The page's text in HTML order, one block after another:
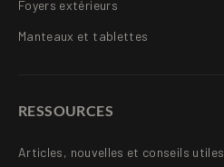
Foyers extérieurs
Manteaux et tablettes
RESSOURCES
Articles, nouvelles et conseils utiles